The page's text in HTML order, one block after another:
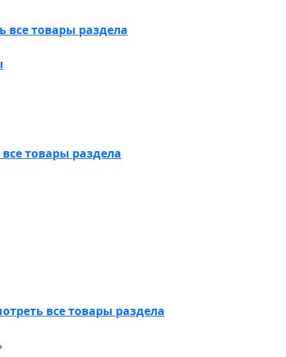
все товары раздела
товары раздела
все товары раздела